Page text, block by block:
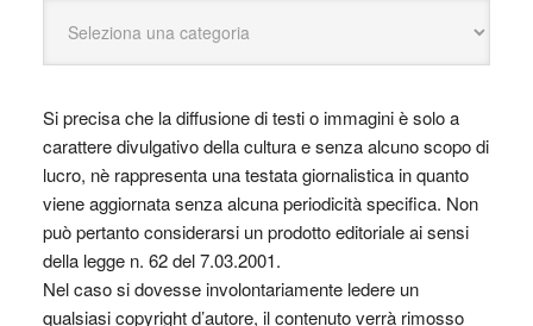
Si precisa che la diffusione di testi o immagini è solo a
carattere divulgativo della cultura e senza alcuno scopo di
lucro, nè rappresenta una testata giornalistica in quanto
viene aggiornata senza alcuna periodicità specifica. Non
può pertanto considerarsi un prodotto editoriale ai sensi
della legge n. 62 del 7.03.2001.
Nel caso si dovesse involontariamente ledere un
qualsiasi copyright d’autore, il contenuto verrà rimosso